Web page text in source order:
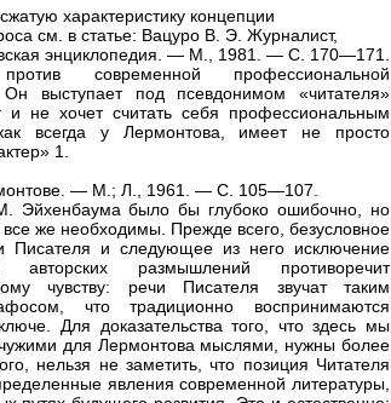
характеристику концепции
см. в статье: Вацуро В. Э. Журналист,
энциклопедия. — М., 1981. — С. 170—171.
современной профессиональной
Он выступает под псевдонимом «читателя»
и не хочет считать себя профессиональным
всегда у Лермонтова, имеет не просто
1.
— М.; Л., 1961. — С. 105—107.
Эйхенбаума было бы глубоко ошибочно, но
же необходимы. Прежде всего, безусловное
Писателя и следующее из него исключение
размышлений противоречит
чувству: речи Писателя звучат таким
что традиционно воспринимаются
Для доказательства того, что здесь мы
для Лермонтова мыслями, нужны более
нельзя не заметить, что позиция Читателя
явления современной литературы,